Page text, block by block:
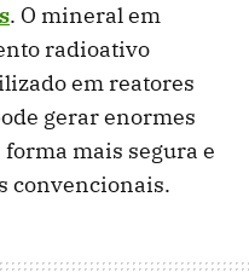
. O mineral em
radioativo
em reatores
gerar enormes
mais segura e
convencionais.